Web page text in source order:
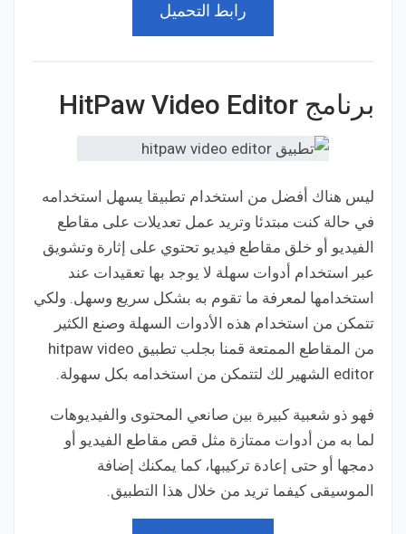
رابط التحميل
برنامج HitPaw Video Editor
ليس هناك أفضل من استخدام تطبيقا يسهل استخدامه
في حالة كنت مبتدئا وتريد عمل تعديلات على مقاطع
الفيديو أو خلق مقاطع فيديو تحتوي على إثارة وتشويق
عبر استخدام أدوات سهلة لا يوجد بها تعقيدات عند
استخدامها لمعرفة ما تقوم به بشكل سريع وسهل. ولكي
تتمكن من استخدام هذه الأدوات السهلة وصنع الكثير
من المقاطع الممتعة قمنا بجلب تطبيق hitpaw video
editor الشهير لك لتتمكن من استخدامه بكل سهولة.
فهو ذو شعبية كبيرة بين صانعي المحتوى والفيديوهات
لما به من أدوات ممتازة مثل قص مقاطع الفيديو أو
دمجها أو حتى إعادة تركيبها، كما يمكنك إضافة
الموسيقى كيفما تريد من خلال هذا التطبيق.